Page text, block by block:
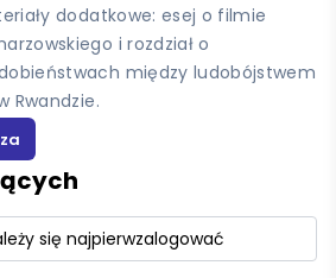
dodatkowe: esej o filmie
i rozdział o
między ludobójstwem
Rwandzie.
się najpierwzalogować